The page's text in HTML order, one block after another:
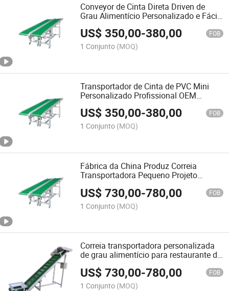
Conveyor de Cinta Direta Driven de
Grau Alimentício Personalizado e Fácil
de Lavar
US$350,00-380,00 FOB
1 Conjunto (MOQ)
Transportador de Cinta de PVC Mini
Personalizado Profissional OEM
Machine/90 Grau Transportador de
Cinta de PVC
US$350,00-380,00 FOB
1 Conjunto (MOQ)
Fábrica da China Produz Correia
Transportadora Pequeno Projeto
US$730,00-780,00 FOB
1 Conjunto (MOQ)
Correia transportadora personalizada
de grau alimentício para restaurante de
hambúrguer
US$730,00-780,00 FOB
1 Conjunto (MOQ)